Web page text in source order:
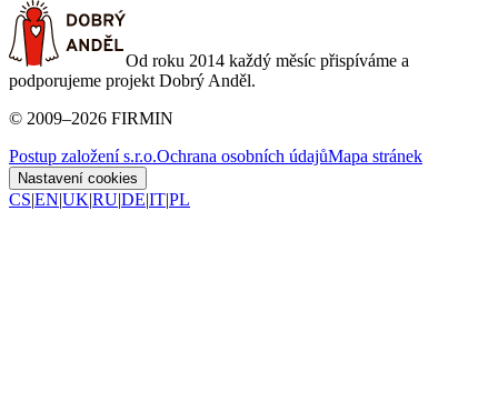
Od roku 2014 každý měsíc přispíváme a
podporujeme projekt Dobrý Anděl.
© 2009–2026 FIRMIN
Postup založení s.r.o.Ochrana osobních údajůMapa stránek
Nastavení cookies
CS|EN|UK|RU|DE|IT|PL